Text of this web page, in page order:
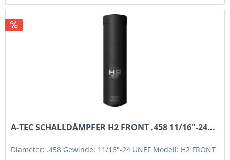
A-TEC SCHALLDÄMPFER H2 FRONT .458 11/16"-24...
Diameter: .458 Gewinde: 11/16"-24 UNEF Modell: H2 FRONT